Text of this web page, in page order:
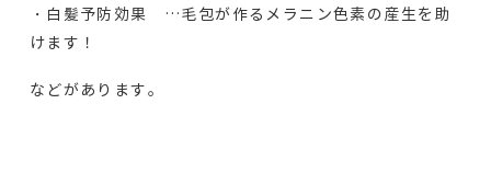
・白髪予防効果 …毛包が作るメラニン色素の産生を助
けます！
などがあります。